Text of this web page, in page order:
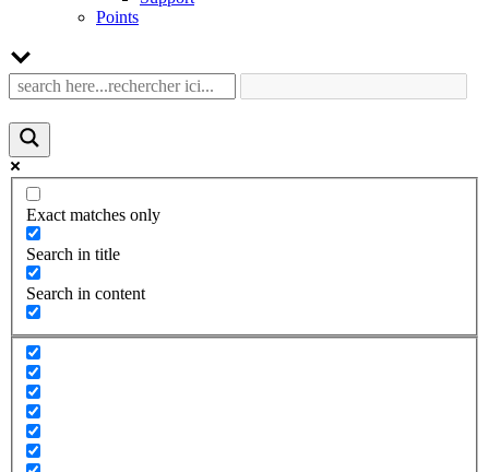
Points
Exact matches only
Search in title
Search in content